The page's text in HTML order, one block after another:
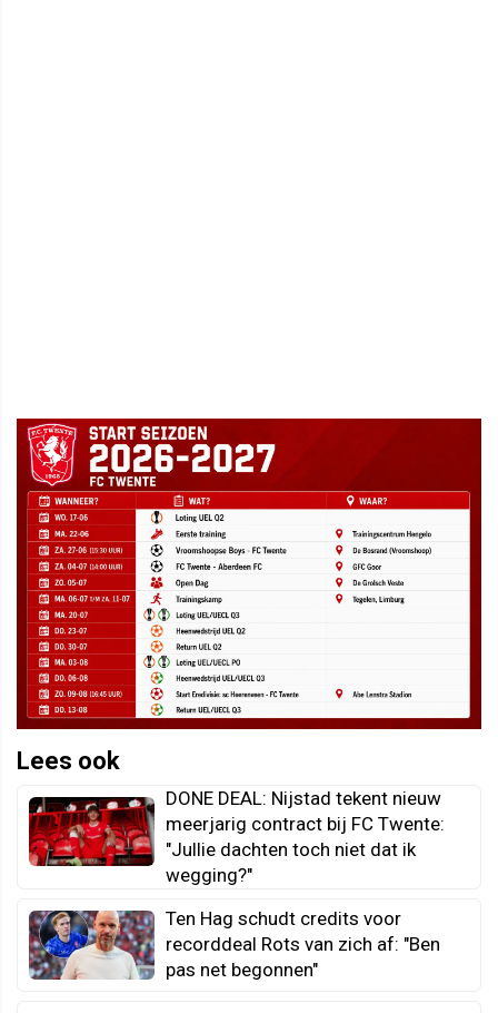
Lees ook
DONE DEAL: Nijstad tekent nieuw
meerjarig contract bij FC Twente:
"Jullie dachten toch niet dat ik
wegging?"
Ten Hag schudt credits voor
recorddeal Rots van zich af: "Ben
pas net begonnen"